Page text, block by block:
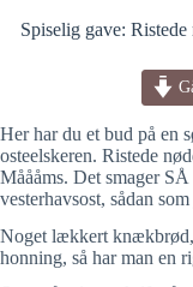
Spiselig gave:
Her har du et bud på en
osteelskeren. Ristede
Måååms. Det smager
vesterhavsost, sådan
Noget lækkert knækbrød,
honning, så har man en